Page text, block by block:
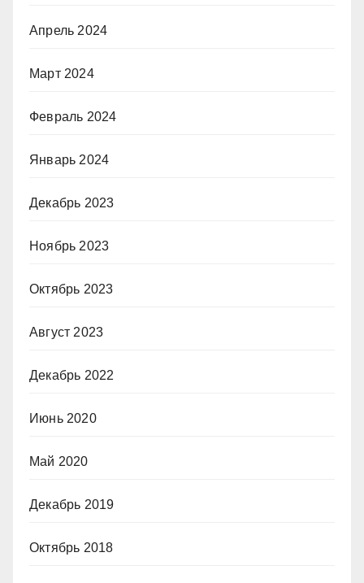
Апрель 2024
Март 2024
Февраль 2024
Январь 2024
Декабрь 2023
Ноябрь 2023
Октябрь 2023
Август 2023
Декабрь 2022
Июнь 2020
Май 2020
Декабрь 2019
Октябрь 2018